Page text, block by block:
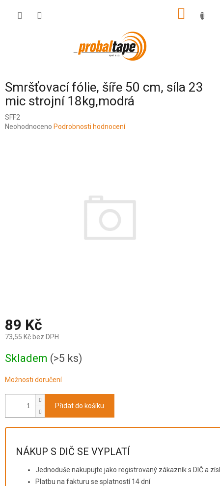
Smršťovací fólie, šíře 50 cm, síla 23
mic strojní 18kg,modrá
SFF2
Průměrné
Neohodnoceno Podrobnosti hodnocení
89 Kč
73,55 Kč bez DPH
cena:
Skladem (>5 ks)
Možnosti doručení
Přidat do košíku
NÁKUP S DIČ SE VYPLATÍ
Jednoduše nakupujte jako registrovaný zákazník s DIČ a
Platbu na fakturu se splatností 14 dní